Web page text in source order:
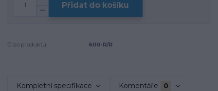
Přidat do košíku
Číslo produktu: 600-R/R
Kompletní specifikace Komentáře 0